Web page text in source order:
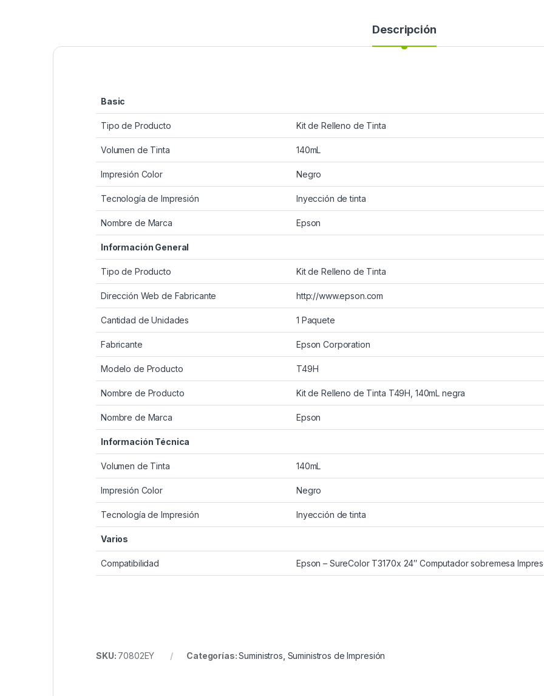
Descripción
Basic
Tipo de Producto Kit de Relleno de Tinta
Volumen de Tinta 140mL
Impresión Color Negro
Tecnología de Impresión Inyección de tinta
Nombre de Marca Epson
Información General
Tipo de Producto Kit de Relleno de Tinta
Dirección Web de Fabricante http://www.epson.com
Cantidad de Unidades 1 Paquete
Fabricante Epson Corporation
Modelo de Producto T49H
Nombre de Producto Kit de Relleno de Tinta T49H, 140mL negra
Nombre de Marca Epson
Información Técnica
Volumen de Tinta 140mL
Impresión Color Negro
Tecnología de Impresión Inyección de tinta
Varios
Compatibilidad Epson – SureColor T3170x 24″ Computador sobremesa
SKU: 70802EY Categorías:Suministros Suministros de Impresión